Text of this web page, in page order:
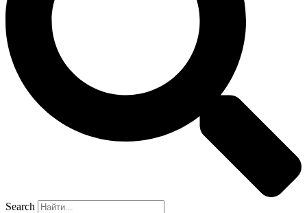
Search